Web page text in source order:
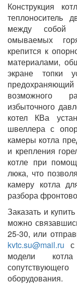
Конструкция
теплоноситель
между собой
омываемых
крепится к
материалами,
экране топки
возможного
избыточного
котел КВа
швеллера с
камеры котла
и крепления
котле при
люка, что
камеру котла
разбора
Заказать и
можно
25-30, или
kvtc.su@mail.ru с
модели
оборудования.